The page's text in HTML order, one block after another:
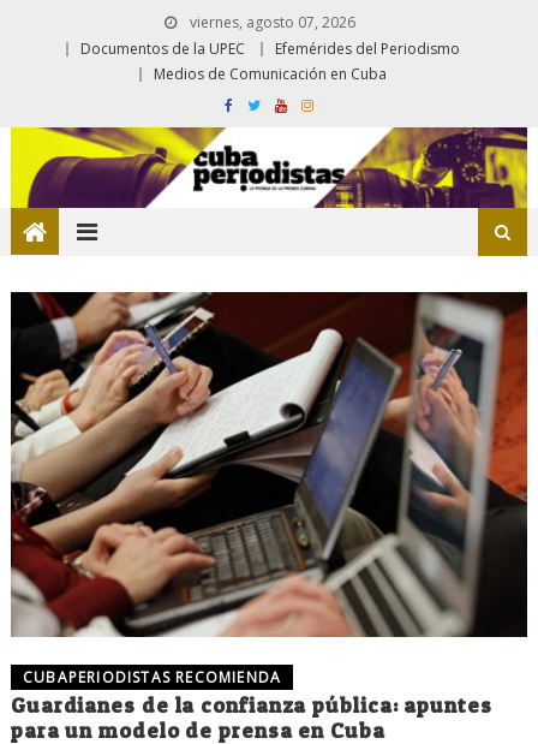
viernes, agosto 07, 2026
Documentos de la UPEC
Efemérides del Periodismo
Medios de Comunicación en Cuba
CUBAPERIODISTAS RECOMIENDA
Guardianes de la confianza pública: apuntes
para un modelo de prensa en Cuba